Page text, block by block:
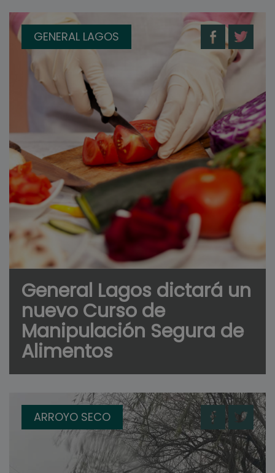
GENERAL LAGOS
General Lagos dictará un
nuevo Curso de
Manipulación Segura de
Alimentos
ARROYO SECO